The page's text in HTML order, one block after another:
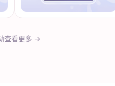
查看更多 →